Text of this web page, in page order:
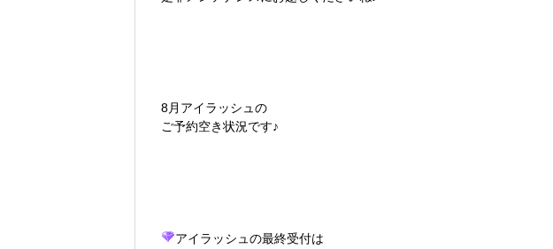
8月アイラッシュの
ご予約空き状況です♪
アイラッシュ の最終受付は